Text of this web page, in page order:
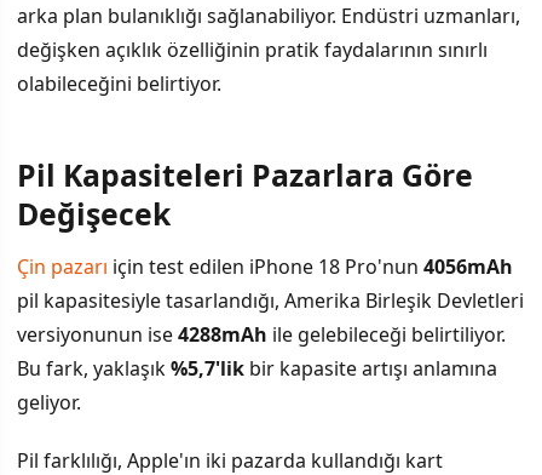
arka plan bulanıklığı sağlanabiliyor. Endüstri uzmanları,
değişken açıklık özelliğinin pratik faydalarının sınırlı
olabileceğini belirtiyor.
Pil Kapasiteleri Pazarlara Göre
Değişecek
Çin pazarı için test edilen iPhone 18 Pro'nun 4056mAh
pil kapasitesiyle tasarlandığı, Amerika Birleşik Devletleri
versiyonunun ise4288mAh ile gelebileceği belirtiliyor.
Bu fark, yaklaşık%5,7'lik bir kapasite artışı anlamına
geliyor.
Pil farklılığı, Apple'ın iki pazarda kullandığı kart